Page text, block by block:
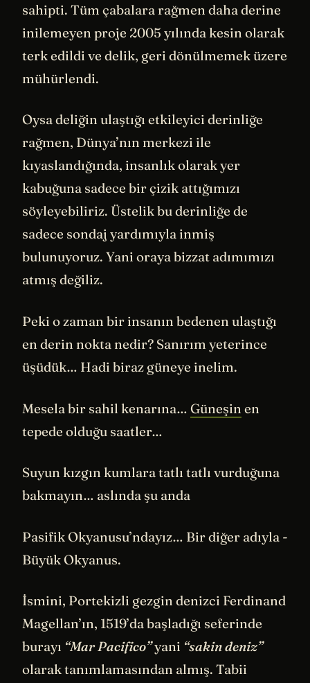
sahipti. Tüm çabalara rağmen daha derine
inilemeyen proje 2005 yılında kesin olarak
terk edildi ve delik, geri dönülmemek üzere
mühürlendi.
Oysa deliğin ulaştığı etkileyici derinliğe
rağmen, Dünya’nın merkezi ile
kıyaslandığında, insanlık olarak yer
kabuğuna sadece bir çizik attığımızı
söyleyebiliriz. Üstelik bu derinliğe de
sadece sondaj yardımıyla inmiş
bulunuyoruz. Yani oraya bizzat adımımızı
atmış değiliz.
Peki o zaman bir insanın bedenen ulaştığı
en derin nokta nedir? Sanırım yeterince
üşüdük… Hadi biraz güneye inelim.
Mesela bir sahil kenarına… Güneşin en
tepede olduğu saatler…
Suyun kızgın kumlara tatlı tatlı vurduğuna
bakmayın… aslında şu anda
Pasifik Okyanusu’ndayız… Bir diğer adıyla -
Büyük Okyanus.
İsmini, Portekizli gezgin denizci Ferdinand
Magellan’ın, 1519’da başladığı seferinde
burayı “Mar Pacifico”yani “sakin deniz”
olarak tanımlamasından almış. Tabii